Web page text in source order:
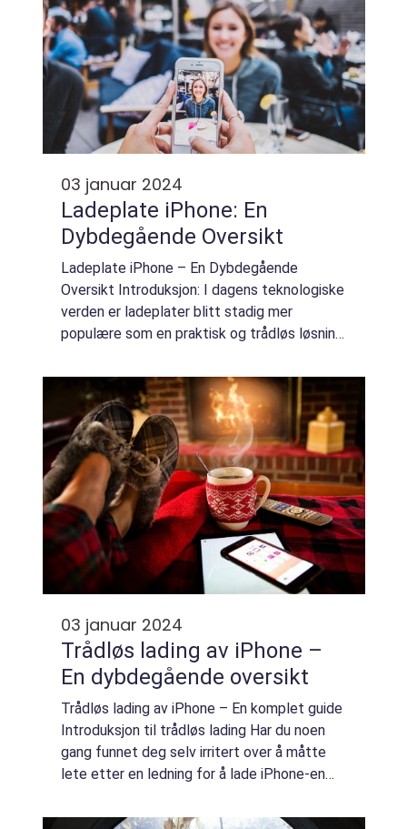
03 januar 2024
Ladeplate iPhone: En
Dybdegående Oversikt
Ladeplate iPhone – En Dybdegående
Oversikt Introduksjon: I dagens teknologiske
verden er ladeplater blitt stadig mer
populære som en praktisk og trådløs løsning
Men hva er egentlig en ladeplate iPhone...
03 januar 2024
Trådløs lading av iPhone –
En dybdegående oversikt
Trådløs lading av iPhone – En komplet guide
Introduksjon til trådløs lading Har du noen
gang funnet deg selv irritert over å måtte
lete etter en ledning for å lade iPhone-en
gjøre livet ditt enklere....